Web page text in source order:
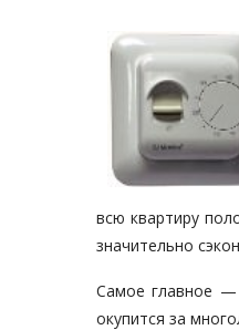
всю квартиру
значительно
Самое главное —
окупится за